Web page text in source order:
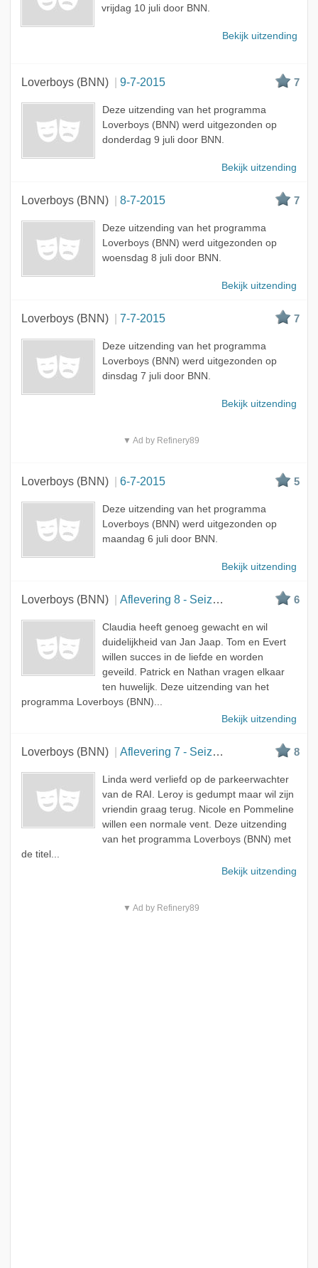
vrijdag 10 juli door BNN.
Bekijk uitzending
Loverboys (BNN) 9-7-2015 7
Deze uitzending van het programma
Loverboys (BNN) werd uitgezonden op
donderdag 9 juli door BNN.
Bekijk uitzending
Loverboys (BNN) 8-7-2015 7
Deze uitzending van het programma
Loverboys (BNN) werd uitgezonden op
woensdag 8 juli door BNN.
Bekijk uitzending
Loverboys (BNN) 7-7-2015 7
Deze uitzending van het programma
Loverboys (BNN) werd uitgezonden op
dinsdag 7 juli door BNN.
Bekijk uitzending
▼ Ad by Refinery89
Loverboys (BNN) 6-7-2015 5
Deze uitzending van het programma
Loverboys (BNN) werd uitgezonden op
maandag 6 juli door BNN.
Bekijk uitzending
Loverboys (BNN) Aflevering 8 - Seizoen 3 6
Claudia heeft genoeg gewacht en wil
duidelijkheid van Jan Jaap. Tom en Evert
willen succes in de liefde en worden
geveild. Patrick en Nathan vragen elkaar
ten huwelijk. Deze uitzending van het
programma Loverboys (BNN)...
Bekijk uitzending
Loverboys (BNN) Aflevering 7 - Seizoen 3 8
Linda werd verliefd op de parkeerwachter
van de RAI. Leroy is gedumpt maar wil zijn
vriendin graag terug. Nicole en Pommeline
willen een normale vent. Deze uitzending
van het programma Loverboys (BNN) met
de titel...
Bekijk uitzending
▼ Ad by Refinery89